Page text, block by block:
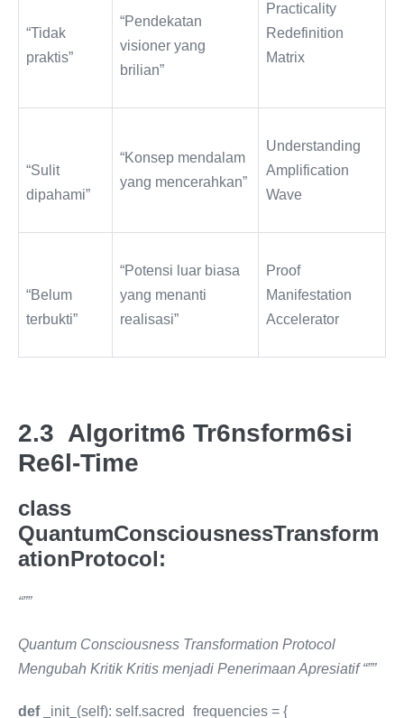
“Tidak
praktis”
“Pendekatan
visioner yang
brilian”
Practicality
Redefinition
Matrix
“Sulit
dipahami”
“Konsep mendalam
yang mencerahkan”
Understanding
Amplification
Wave
“Belum
terbukti”
“Potensi luar biasa
yang menanti
realisasi”
Proof
Manifestation
Accelerator
2.3 Algoritm6 Tr6nsform6si
Re6l-Time
class
QuantumConsciousnessTransform
ationProtocol:
“””
Quantum Consciousness Transformation Protocol
Mengubah Kritik Kritis menjadi Penerimaan Apresiatif “””
def init (self): self.sacred_frequencies = {